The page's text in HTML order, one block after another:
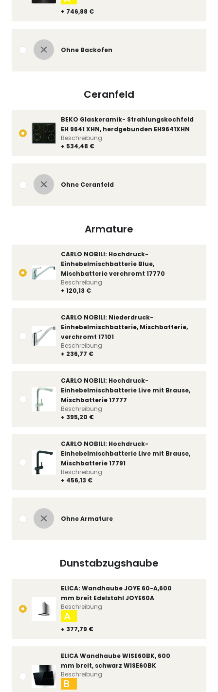
+ 746,88 €
Ohne Backofen
Ceranfeld
BEKO Glaskeramik- Strahlungskochfeld
EH 9641 XHN, herdgebunden EH9641XHN
+ 534,48 €
Beschreibung
Ohne Ceranfeld
Armature
CARLO NOBILI: Hochdruck-
Einhebelmischbatterie Blue,
Mischbatterie verchromt 17770
+ 120,13 €
Beschreibung
CARLO NOBILI: Niederdruck-
Einhebelmischbatterie, Mischbatterie,
verchromt 17101
+ 236,77 €
Beschreibung
CARLO NOBILI: Hochdruck-
Einhebelmischbatterie Live mit Brause,
Mischbatterie 17777
+ 395,20 €
Beschreibung
CARLO NOBILI: Hochdruck-
Einhebelmischbatterie Live mit Brause,
Mischbatterie 17791
+ 456,13 €
Beschreibung
Ohne Armature
Dunstabzugshaube
ELICA: Wandhaube JOYE 60-A,600
mm breit Edelstahl JOYE60A
+ 377,79 €
A
Beschreibung
ELICA Wandhaube WISE60BK, 600
mm breit, schwarz WISE60BK
B
Beschreibung